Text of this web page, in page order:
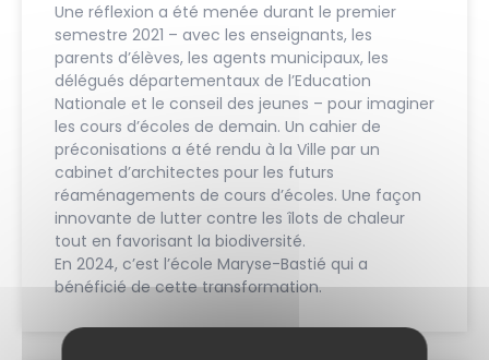
Une réflexion a été menée durant le premier
semestre 2021 – avec les enseignants, les
parents d’élèves, les agents municipaux, les
délégués départementaux de l’Education
Nationale et le conseil des jeunes – pour imaginer
les cours d’écoles de demain. Un cahier de
préconisations a été rendu à la Ville par un
cabinet d’architectes pour les futurs
réaménagements de cours d’écoles. Une façon
innovante de lutter contre les îlots de chaleur
tout en favorisant la biodiversité.
En 2024, c’est l’école Maryse-Bastié qui a
bénéficié de cette transformation.